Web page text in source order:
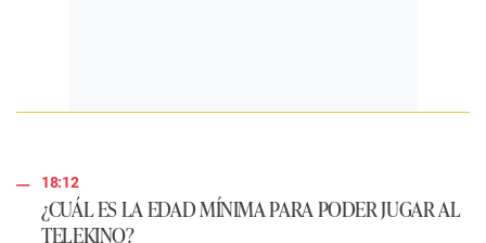
18:12
¿CUÁL ES LA EDAD MÍNIMA PARA PODER JUGAR AL
TELEKINO?